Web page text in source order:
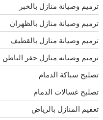
ترميم وصيانة منازل بالخبر
ترميم وصيانة منازل بالظهران
ترميم وصيانة منازل بالقطيف
ترميم وصيانه منازل حفر الباطن
تصليح سباكة الدمام
تصليح غسالات الدمام
تعقيم المنازل بالرياض